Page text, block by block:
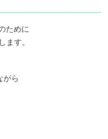
ために
ます。
がら